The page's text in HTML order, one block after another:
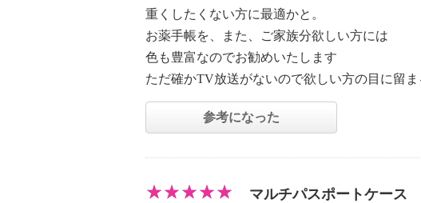
重くしたくない方に最適かと。
お薬手帳を、また、ご家族分欲しい方には
色も豊富なのでお勧めいたします
ただ確かTV放送がないので欲しい方の目に留
参考になった
マルチパスポートケース